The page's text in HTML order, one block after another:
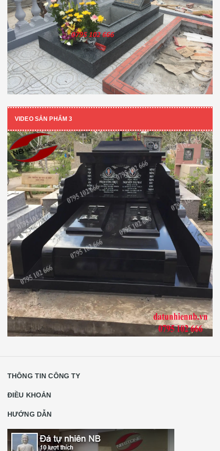
VIDEO SẢN PHẨM 3
THÔNG TIN CÔNG TY
ĐIỀU KHOẢN
HƯỚNG DẪN